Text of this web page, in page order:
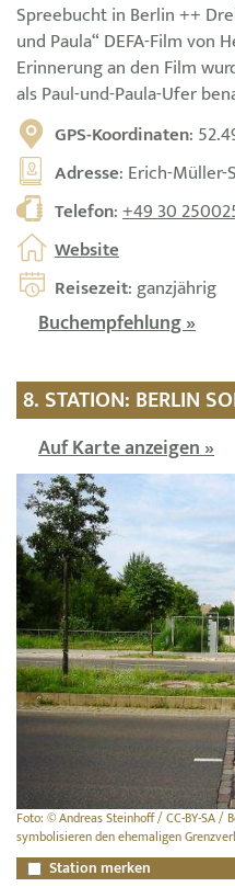
Spreebucht in Berlin ++
und Paula“ DEFA-Film von
Erinnerung an den Film
als Paul-und-Paula-Ufer
GPS-Koordinaten:
Adresse: Erich-Müller-
Telefon:+49 30
Website
Reisezeit: ganzjährig
Buchempfehlung »
8. STATION: BERLIN
Auf Karte anzeigen »
Foto: © Andreas Steinhoff / CC-BY-SA /
symbolisieren den ehemaligen
Station merken